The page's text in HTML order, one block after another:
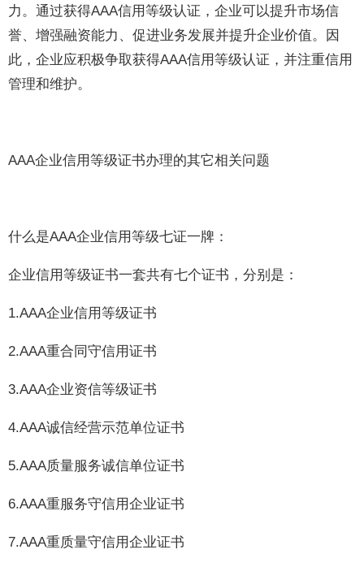
力。通过获得AAA信用等级认证，企业可以提升市场信
誉、增强融资能力、促进业务发展并提升企业价值。因
此，企业应积极争取获得AAA信用等级认证，并注重信用
管理和维护。
AAA企业信用等级证书办理的其它相关问题
什么是AAA企业信用等级七证一牌：
企业信用等级证书一套共有七个证书，分别是：
1.AAA企业信用等级证书
2.AAA重合同守信用证书
3.AAA企业资信等级证书
4.AAA诚信经营示范单位证书
5.AAA质量服务诚信单位证书
6.AAA重服务守信用企业证书
7.AAA重质量守信用企业证书